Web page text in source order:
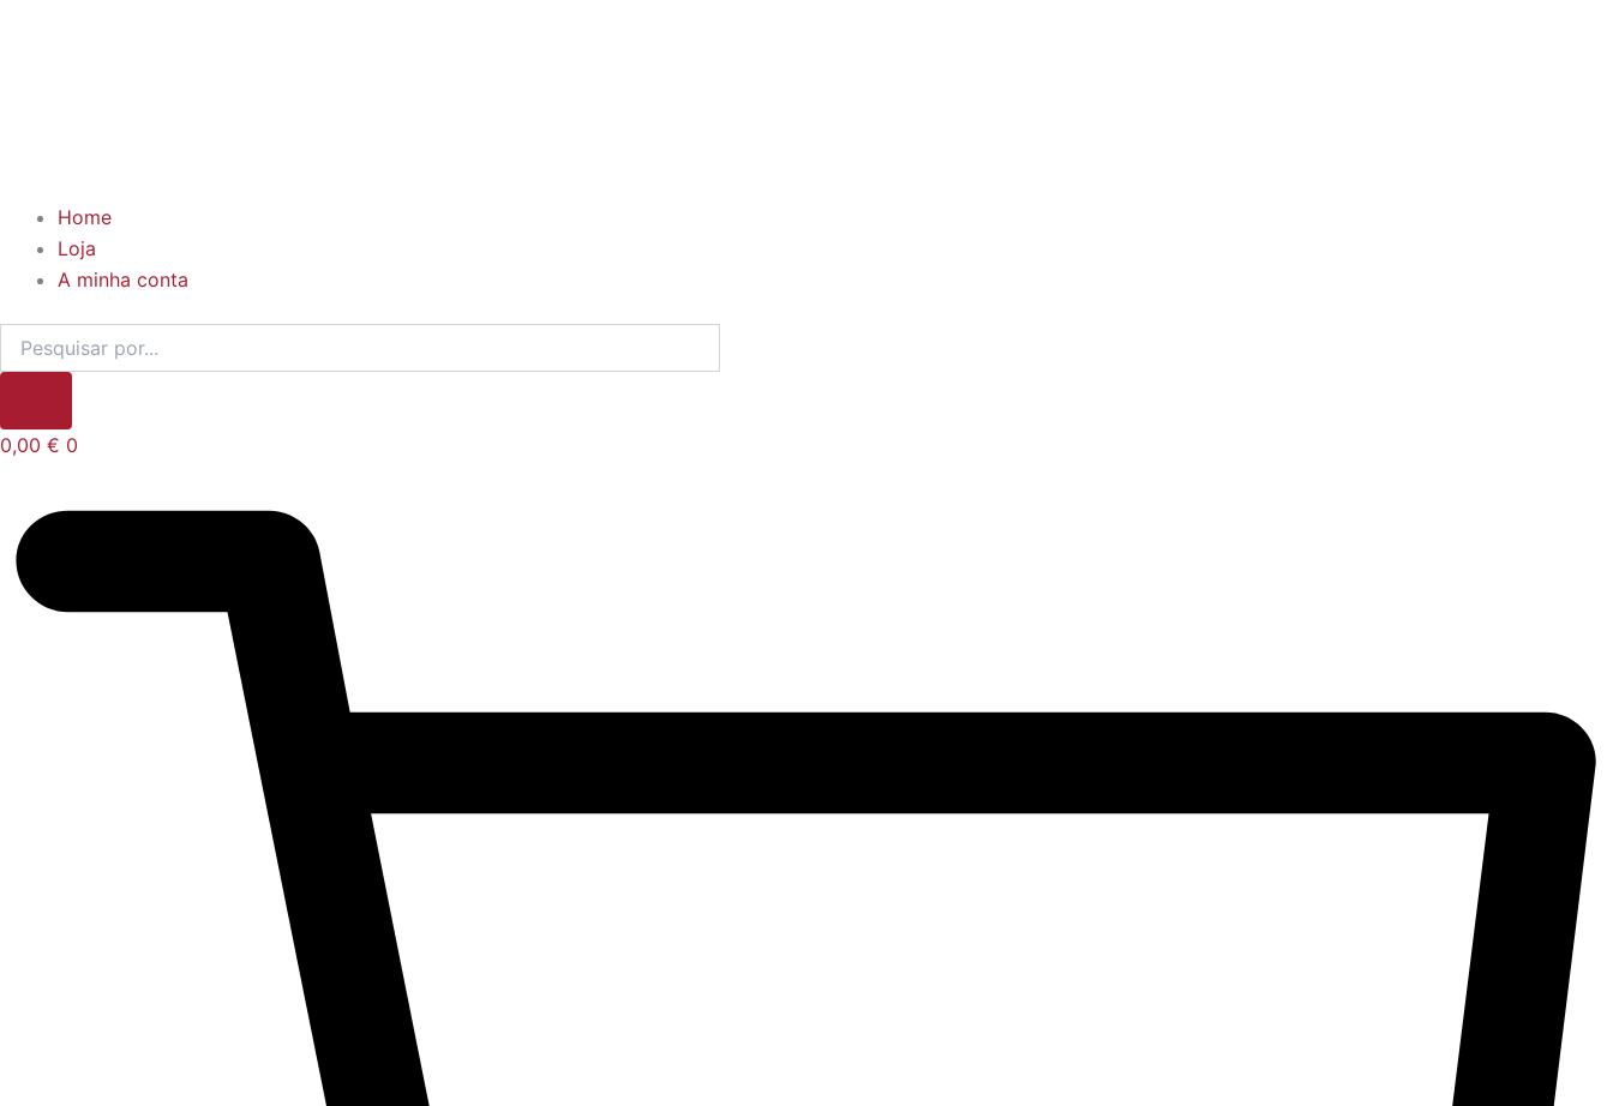
Home
Loja
A minha conta
0,00 € 0